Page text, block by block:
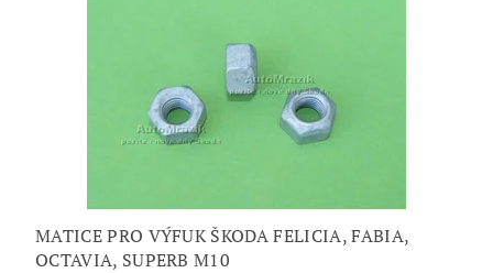
MATICE PRO VÝFUK ŠKODA FELICIA, FABIA,
OCTAVIA, SUPERB M10